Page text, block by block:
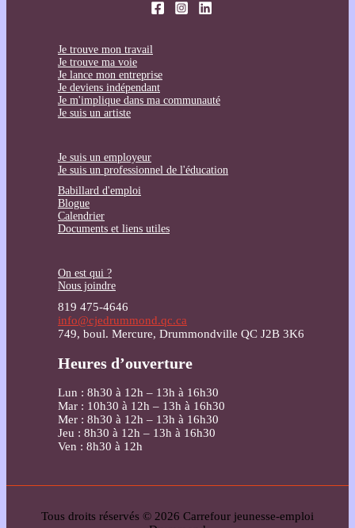
Je trouve mon travail
Je trouve ma voie
Je lance mon entreprise
Je deviens indépendant
Je m'implique dans ma communauté
Je suis un artiste
Je suis un employeur
Je suis un professionnel de l'éducation
Babillard d'emploi
Blogue
Calendrier
Documents et liens utiles
On est qui ?
Nous joindre
819 475-4646
info@cjedrummond.qc.ca
749, boul. Mercure, Drummondville QC J2B 3K6
Heures d’ouverture
Lun : 8h30 à 12h – 13h à 16h30
Mar : 10h30 à 12h – 13h à 16h30
Mer : 8h30 à 12h – 13h à 16h30
Jeu : 8h30 à 12h – 13h à 16h30
Ven : 8h30 à 12h
Tous droits réservés © 2026 Carrefour jeunesse-emploi